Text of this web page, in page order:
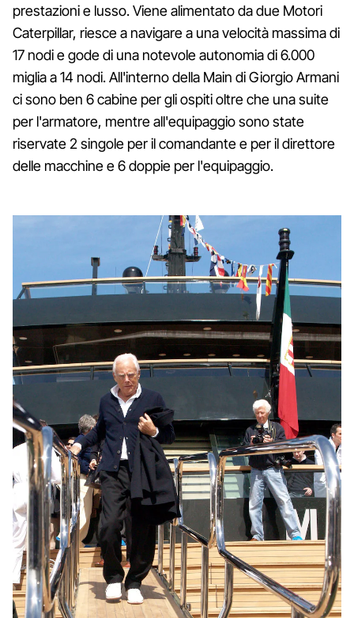
prestazioni e lusso. Viene alimentato da due Motori
Caterpillar, riesce a navigare a una velocità massima di
17 nodi e gode di una notevole autonomia di 6.000
miglia a 14 nodi. All'interno della Main di Giorgio Armani
ci sono ben 6 cabine per gli ospiti oltre che una suite
per l'armatore, mentre all'equipaggio sono state
riservate 2 singole per il comandante e per il direttore
delle macchine e 6 doppie per l'equipaggio.